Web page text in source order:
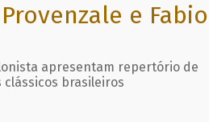
e Fabio
apresentam repertório de
brasileiros